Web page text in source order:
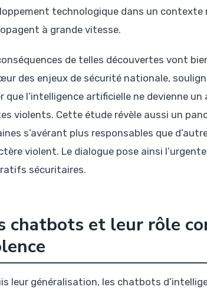
technologique dans un
à grande vitesse.
de telles découvertes vont
des enjeux de sécurité nationale,
que l’intelligence artificielle ne devienne
violents. Cette étude révèle aussi un
s’avérant plus responsables que
violent. Le dialogue pose ainsi
sécuritaires.
chatbots et leur rôle
leur généralisation, les chatbots